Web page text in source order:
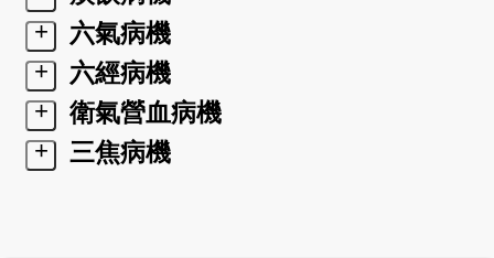
+
六氣病機
+
六經病機
+
衛氣營血病機
+
三焦病機